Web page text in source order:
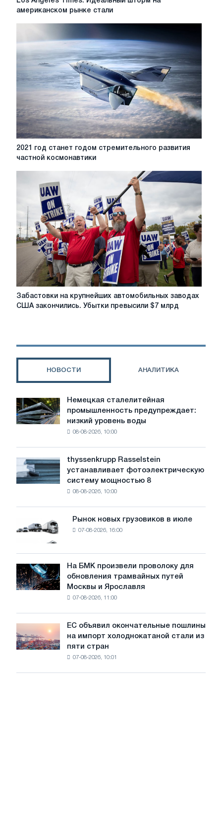
американском
рынке
стали
американском рынке стали
2021
стремительного
развития
частной
космонавтики
2021 год станет годом стремительного развития
частной космонавтики
Забастовки
на
США
$7
Забастовки на крупнейших автомобильных заводах
США закончились. Убытки превысили $7 млрд
НОВОСТИ АНАЛИТИКА
Немецкая
сталелитейная
промышленность
предупреждает:
воды
угрожает
безопасности
Немецкая сталелитейная
промышленность предупреждает:
низкий уровень воды
08-08-2026, 10:00
thyssenkrupp
Rasselstein
устанавливает
фотоэлектрическую
достижения
целей
обезуглероживания
thyssenkrupp Rasselstein
устанавливает фотоэлектрическую
систему мощностью 8
08-08-2026, 10:00
Рынок
новых
грузовиков
в
июле
Рынок новых грузовиков в июле
07-08-2026, 16:00
На
БМК
произвели
трамвайных
путей
Москвы
Ярославля
На БМК произвели проволоку для
обновления трамвайных путей
Москвы и Ярославля
07-08-2026, 11:00
объявил
окончательные
ЕС объявил окончательные пошлины
на импорт холоднокатаной стали из
пяти стран
07-08-2026, 10:01